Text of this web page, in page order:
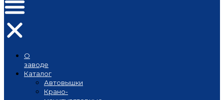
О
заводе
Каталог
Автовышки
Крано-